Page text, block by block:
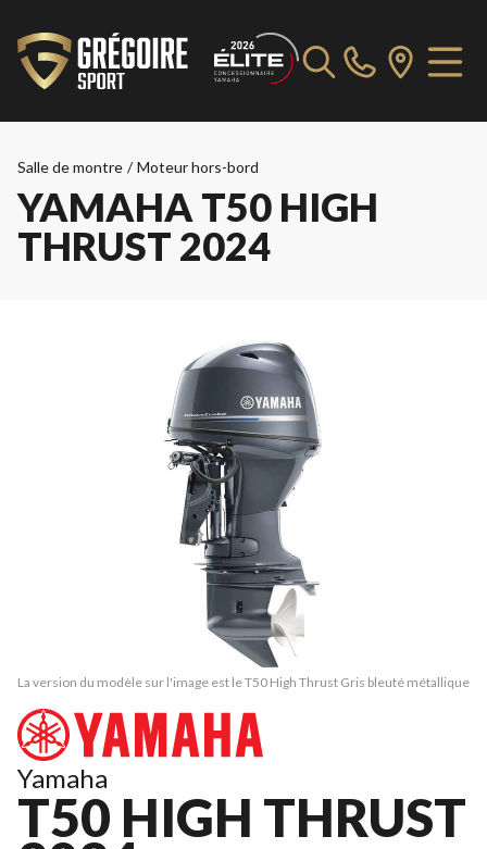
Salle de montre / Moteur hors-bord
YAMAHA T50 HIGH
THRUST 2024
La version du modèle sur l'image est le T50 High Thrust Gris bleuté métallique
Yamaha
T50 HIGH THRUST